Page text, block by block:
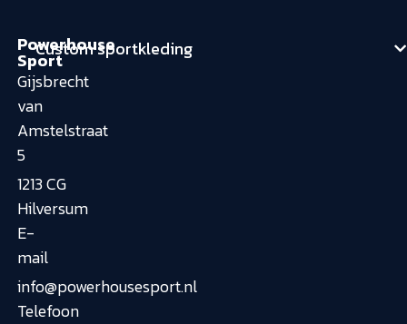
Powerhouse
Sport
Gijsbrecht
van
Amstelstraat
5
1213 CG
Hilversum
E-
mail
info@powerhousesport.nl
Telefoon
Custom sportkleding